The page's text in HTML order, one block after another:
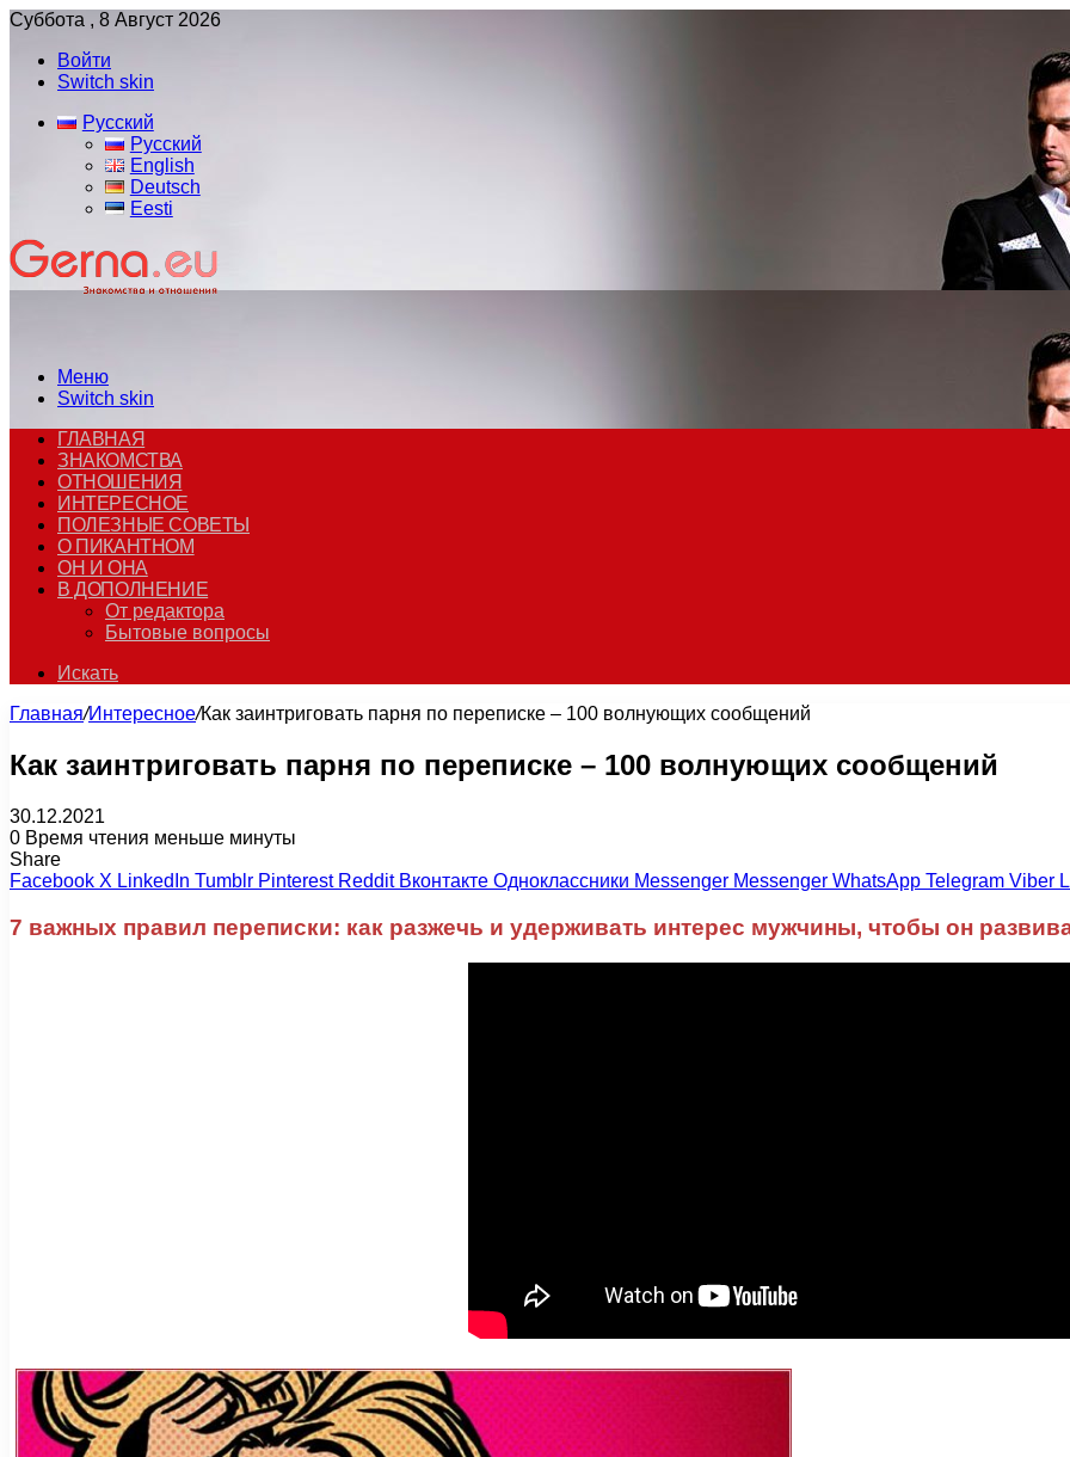
Суббота , 8 Август 2026
Войти
Switch skin
Русский
Русский
English
Deutsch
Eesti
Меню
Switch skin
ГЛАВНАЯ
ЗНАКОМСТВА
ОТНОШЕНИЯ
ИНТЕРЕСНОЕ
ПОЛЕЗНЫЕ СОВЕТЫ
О ПИКАНТНОМ
ОН И ОНА
В ДОПОЛНЕНИЕ
От редактора
Бытовые вопросы
Искать
Главная/Интересное/Как заинтриговать парня по переписке – 100 волнующих сообщений
Как заинтриговать парня по переписке – 100 волнующих сообщений
30.12.2021
0 Время чтения меньше минуты
Share
Facebook X LinkedIn Tumblr Pinterest Reddit Вконтакте Одноклассники Messenger Messenger WhatsApp Telegram Viber
7 важных правил переписки: как разжечь и удерживать интерес мужчины, чтобы он